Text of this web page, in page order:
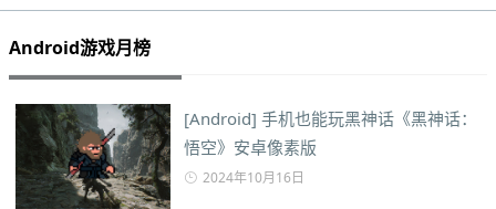
Android游戏月榜
[Android] 手机也能玩黑神话《黑神话：
悟空》安卓像素版
2024年10月16日